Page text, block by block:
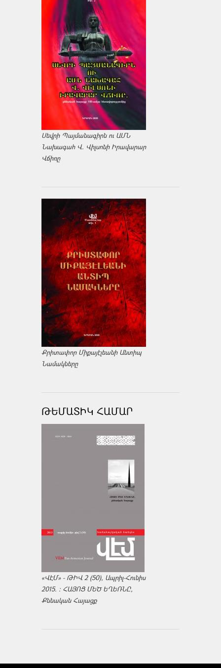
Սեվրի Պայմանագիրն ու ԱՄՆ
Նախագահ Վ. Վիլսոնի Իրավարար
Վճիռը
Քրիտափոր Միքայէլեանի Անտիպ
Նամակները
ԹԵՄԱՏԻԿ ՀԱՄԱՐ
«ՎԷՄ» - ԹԻՎ 2 (50), Ապրիլ-Հունիս
2015. : ՀԱՅՈՑ ՄԵԾ ԵՂԵՌՆԸ,
Քննական Հայացք